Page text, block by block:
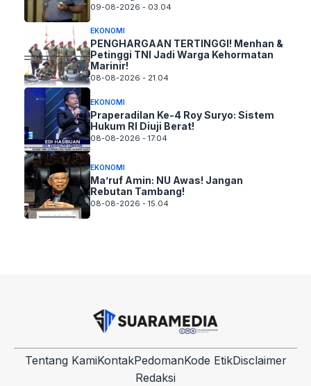
09-08-2026 - 03.04
EKONOMI
PENGHARGAAN TERTINGGI! Menhan &
Petinggi TNI Jadi Warga Kehormatan
Marinir!
08-08-2026 - 21.04
EKONOMI
Praperadilan Ke-4 Roy Suryo: Sistem
Hukum RI Diuji Berat!
08-08-2026 - 17.04
EKONOMI
Ma’ruf Amin: NU Awas! Jangan
Rebutan Tambang!
08-08-2026 - 15.04
Tentang KamiKontakPedomanKode EtikDisclaimer
Redaksi